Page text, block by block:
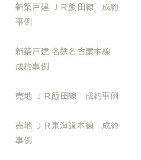
新築戸建 ＪＲ飯田線 成約
事例
新築戸建 名鉄名古屋本線
成約事例
売地 ＪＲ飯田線 成約事例
売地 ＪＲ東海道本線 成約
事例